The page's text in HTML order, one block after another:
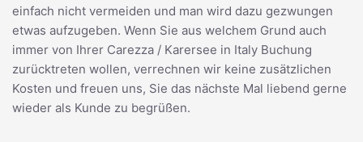
einfach nicht vermeiden und man wird dazu gezwungen
etwas aufzugeben. Wenn Sie aus welchem Grund auch
immer von Ihrer Carezza / Karersee in Italy Buchung
zurücktreten wollen, verrechnen wir keine zusätzlichen
Kosten und freuen uns, Sie das nächste Mal liebend gerne
wieder als Kunde zu begrüßen.